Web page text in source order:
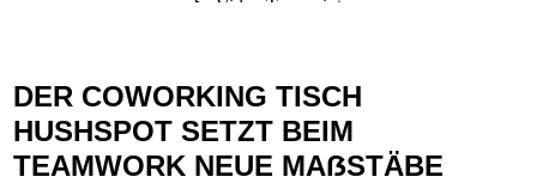
DER COWORKING TISCH
HUSHSPOT SETZT BEIM
TEAMWORK NEUE MAẞSTÄBE